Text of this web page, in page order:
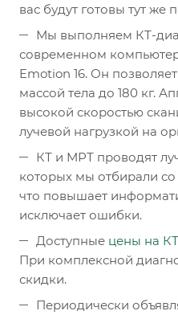
вас будут готовы тут же
Мы выполняем КТ-
современном
Emotion 16. Он
массой тела до 180 кг.
высокой скоростью
лучевой нагрузкой на
КТ и МРТ проводят
которых мы отбирали со
что повышает
исключает ошибки.
Доступные цены на КТ
При комплексной
скидки.
Периодически